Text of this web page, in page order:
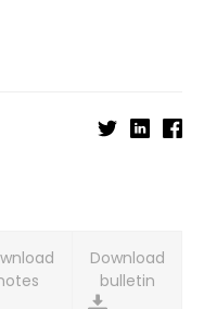
Download
bulletin